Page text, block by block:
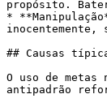
propósito.
*
inocentemente,
## Causas
O uso de metas
antipadrão